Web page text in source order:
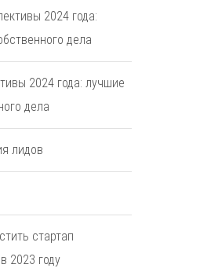
2024 года:
дела
2024 года: лучшие
дела
лидов
стартап
2023 году